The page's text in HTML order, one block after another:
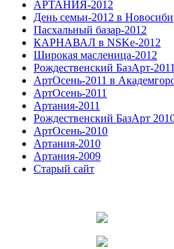
АРТАНИЯ-2012
День семьи-2012 в
Пасхальный базар-2012
КАРНАВАЛ в NSKe-2012
Широкая масленица-2012
Рождественский БазАрт-2011
АртОсень-2011 в
АртОсень-2011
Артания-2011
Рождественский БазАрт
АртОсень-2010
Артания-2010
Артания-2009
Старый сайт